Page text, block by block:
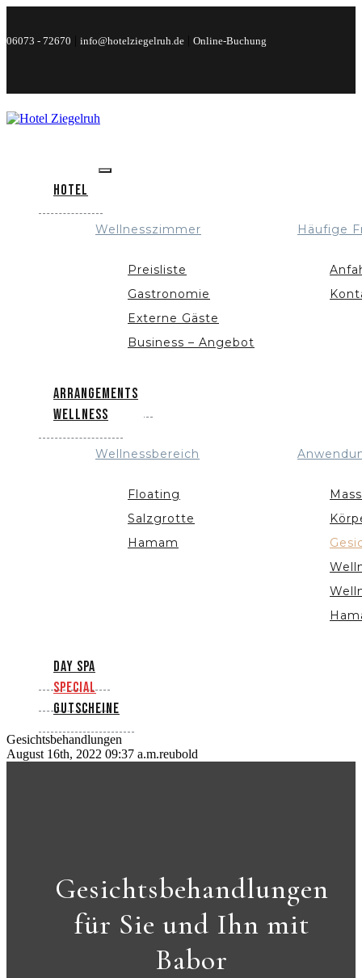
06073 - 72670 info@hotelziegelruh.de Online-Buchung
Hotel
Wellnesszimmer
Preisliste
Gastronomie
Externe Gäste
Business – Angebot
Häufige
Arrangements
Wellness
Wellnessbereich
Floating
Salzgrotte
Hamam
Day Spa
Special
Gutscheine
Gesichtsbehandlungen
August 16th, 2022 09:37 a.m.reubold
Gesichtsbehandlungen
für Sie und Ihn mit
Babor